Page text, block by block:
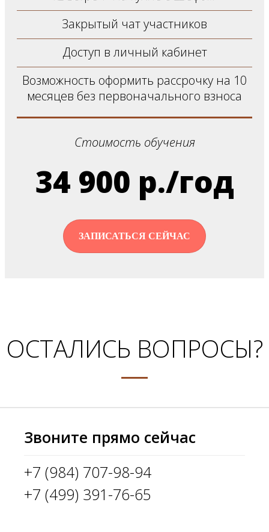
Закрытый чат участников
Доступ в личный кабинет
Возможность оформить рассрочку на 10
месяцев без первоначального взноса
Стоимость обучения
34 900 р./год
ЗАПИСАТЬСЯ СЕЙЧАС
ОСТАЛИСЬ ВОПРОСЫ?
Звоните прямо сейчас
+7 (984) 707-98-94
+7 (499) 391-76-65